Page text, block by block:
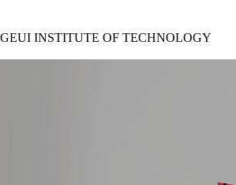
INSTITUTE OF TECHNOLOGY